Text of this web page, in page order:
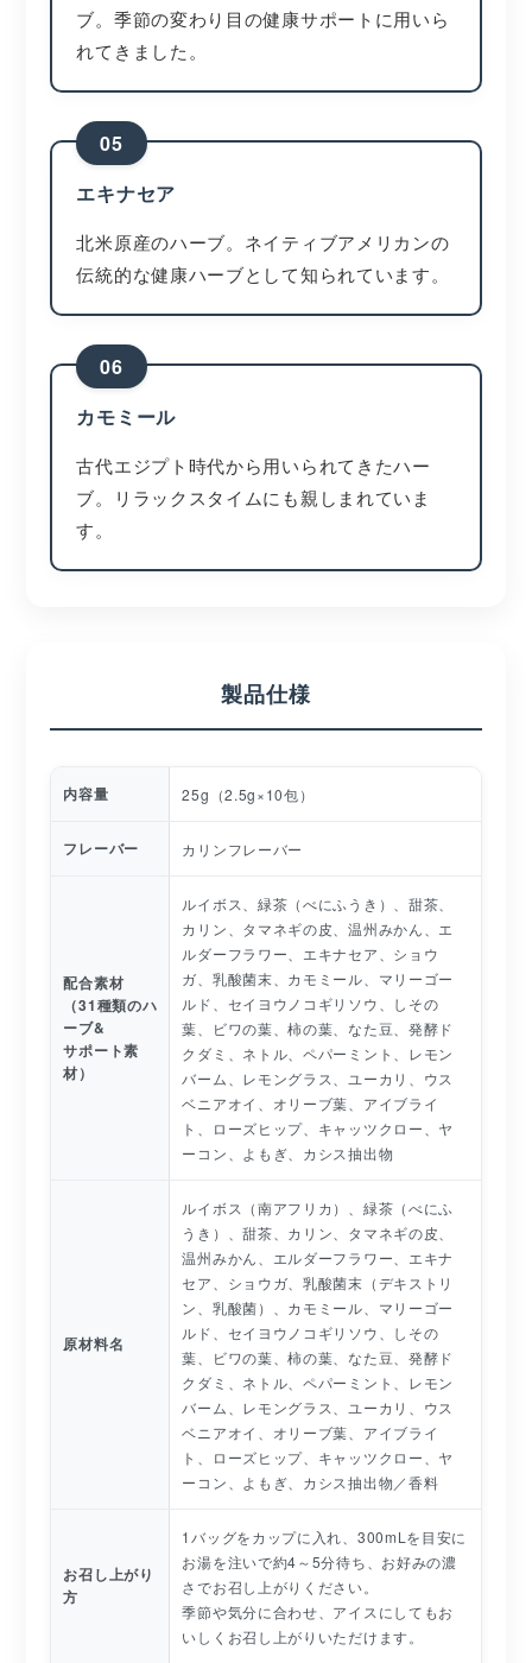
ブ。季節の変わり目の健康サポートに用いら
れてきました。
05
エキナセア
北米原産のハーブ。ネイティブアメリカンの
伝統的な健康ハーブとして知られています。
06
カモミール
古代エジプト時代から用いられてきたハー
ブ。リラックスタイムにも親しまれていま
す。
製品仕様
内容量 25g（2.5g×10包）
フレーバー カリンフレーバー
配合素材
（31種類のハ
ーブ&
サポート素
材）
ルイボス、緑茶（べにふうき）、甜茶、
カリン、タマネギの皮、温州みかん、エ
ルダーフラワー、エキナセア、ショウ
ガ、乳酸菌末、カモミール、マリーゴー
ルド、セイヨウノコギリソウ、しその
葉、ビワの葉、柿の葉、なた豆、発酵ド
クダミ、ネトル、ペパーミント、レモン
バーム、レモングラス、ユーカリ、ウス
ベニアオイ、オリーブ葉、アイブライ
ト、ローズヒップ、キャッツクロー、ヤ
ーコン、よもぎ、カシス抽出物
原材料名
ルイボス（南アフリカ）、緑茶（べにふ
うき）、甜茶、カリン、タマネギの皮、
温州みかん、エルダーフラワー、エキナ
セア、ショウガ、乳酸菌末（デキストリ
ン、乳酸菌）、カモミール、マリーゴー
ルド、セイヨウノコギリソウ、しその
葉、ビワの葉、柿の葉、なた豆、発酵ド
クダミ、ネトル、ペパーミント、レモン
バーム、レモングラス、ユーカリ、ウス
ベニアオイ、オリーブ葉、アイブライ
ト、ローズヒップ、キャッツクロー、ヤ
ーコン、よもぎ、カシス抽出物／香料
お召し上がり
方
1バッグをカップに入れ、300mLを目安に
お湯を注いで約4～5分待ち、お好みの濃
さでお召し上がりください。
季節や気分に合わせ、アイスにしてもお
いしくお召し上がりいただけます。